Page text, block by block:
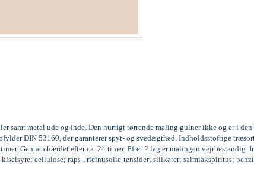
samt metal ude og inde. Den hurtigt tørrende maling gulner ikke og er i
DIN 53160, der garanterer spyt- og svedægthed. Indholdsstofrige
Gennemhærdet efter ca. 24 timer. Efter 2 lag er malingen
cellulose; raps-, ricinusolie-tensider; silikater; salmiakspiritus;